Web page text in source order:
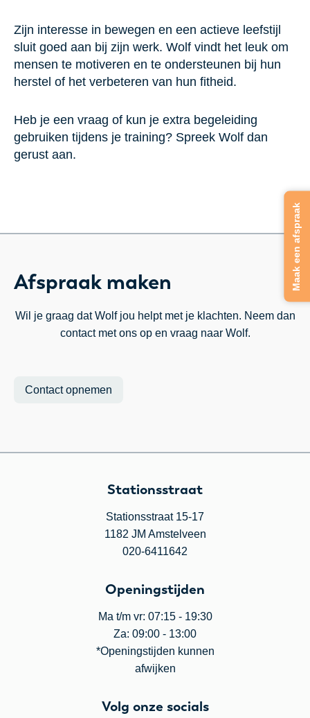
Zijn interesse in bewegen en een actieve leefstijl
sluit goed aan bij zijn werk. Wolf vindt het leuk om
mensen te motiveren en te ondersteunen bij hun
herstel of het verbeteren van hun fitheid.
Heb je een vraag of kun je extra begeleiding
gebruiken tijdens je training? Spreek Wolf dan
gerust aan.
Afspraak maken
Wil je graag dat Wolf jou helpt met je klachten. Neem dan
contact met ons op en vraag naar Wolf.
Contact opnemen
Openingstijden
Ma t/m vr: 07:15 - 19:30
Za: 09:00 - 13:00
*Openingstijden kunnen
afwijken
Volg onze socials
Stationsstraat
Stationsstraat 15-17
1182 JM Amstelveen
020-6411642